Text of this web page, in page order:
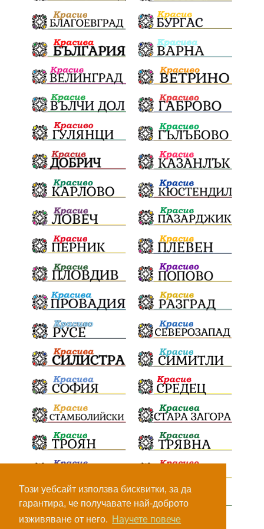
Този уебсайт използва бисквитки, за да
гарантира, че получавате най-доброто
изживяване от него. Научете повече
Полиграф ДетекторНаЛъжата МВР
ОбезпечителниМерки МестнаВласт Котел
СИК Ружица РайнаКнягиня
ВеселинОрешков Шофьори
НационаленШампион ОрлинОрлиновЕнчев
ВСС СъдебнаРеформа Шантаж
ПолитическиНатиск ЗаплахаЗаАрест
ПартияВеличие ЕкатеринаДафовска Тракия
ПТП Сливен КварталРечица Данъци
ПътнаИнфраструктура Асфалт
БрашноСтоименов ИстинскиХляб
БългарскоКачество Запис
ПолитическоЗадкулисие Микродрон
КомарДрон КитайскаТехнология
ВоенниТехнологии Наркотици Дрога
НелегалнаЛаборатория Байрактаров
НеНаНаркотиците
ДианГосподинов ПредупреждениеЗаРодители